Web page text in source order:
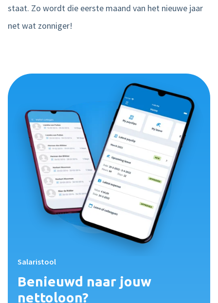
staat. Zo wordt die eerste maand van het nieuwe jaar
net wat zonniger!
Salaristool
Benieuwd naar jouw
nettoloon?